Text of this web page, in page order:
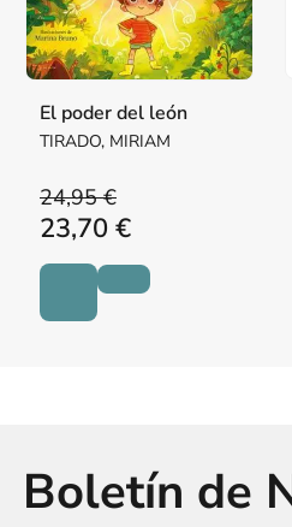
El poder del león
TIRADO, MIRIAM
24,95 €
23,70 €
Boletín de